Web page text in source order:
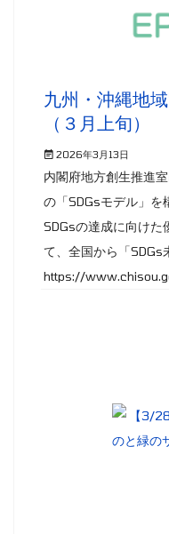
九州・沖縄地
（３月上旬）
2026年3月13日
内閣府地方創生推進
の「SDGsモデル」を
SDGsの達成に向けた
て、全国から「SDGs
https://